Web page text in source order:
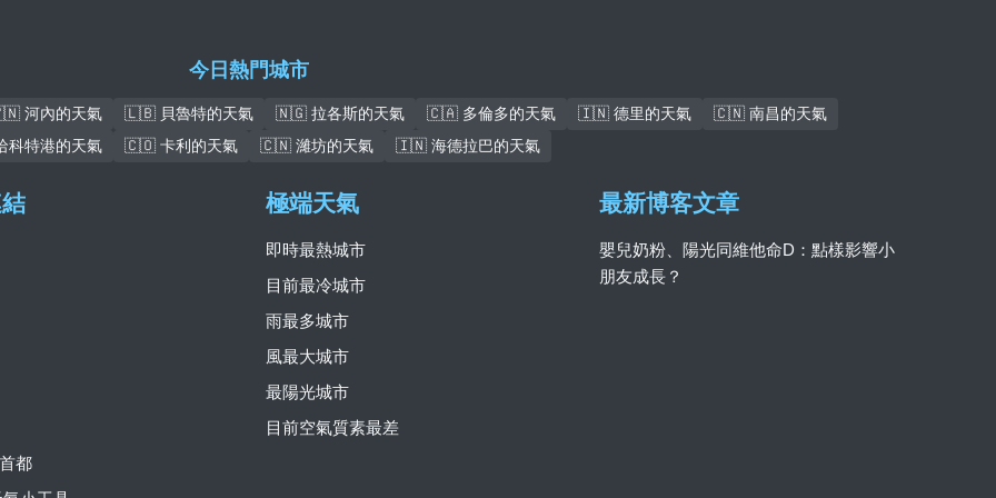
今日熱門城市
河內的天氣 🇱🇧 貝魯特的天氣 🇳🇬 拉各斯的天氣 🇨🇦 多倫多的天氣 🇮🇳 德里的天氣
🇨🇳 南昌的天氣
特港的天氣
🇨🇴 卡利的天氣 🇨🇳 濰坊的天氣 🇮🇳 海德拉巴的天氣
都
極端天氣
即時最熱城市
目前最冷城市
雨最多城市
風最大城市
最陽光城市
目前空氣質素最差
最新博客文章
嬰兒奶粉、陽光同維他命D：點樣影響小
朋友成長？